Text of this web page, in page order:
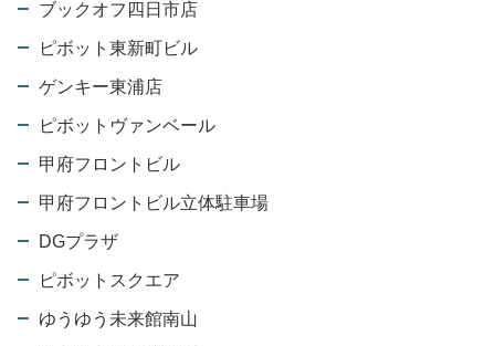
ブックオフ四日市店
ピボット東新町ビル
ゲンキー東浦店
ピボットヴァンベール
甲府フロントビル
甲府フロントビル立体駐車場
DGプラザ
ピボットスクエア
ゆうゆう未来館南山